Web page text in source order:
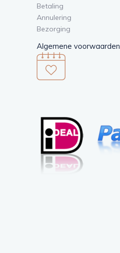
Betaling
Annulering
Bezorging
Algemene voorwaarden